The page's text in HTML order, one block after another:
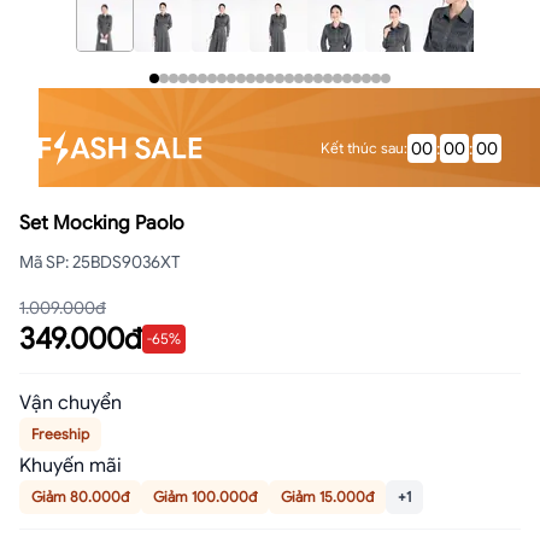
Kết thúc sau: 00 :00:00
Set Mocking Paolo
Mã SP:25BDS9036XT
1.009.000đ
349.000đ -65%
Vận chuyển
Freeship
Khuyến mãi
Giảm 80.000đ Giảm 100.000đ Giảm 15.000đ +1